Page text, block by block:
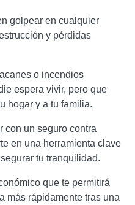
golpear en cualquier
y pérdidas
o incendios
espera vivir, pero que
hogar y a tu familia.
con un seguro contra
en una herramienta clave
tu tranquilidad.
que te permitirá
más rápidamente tras una